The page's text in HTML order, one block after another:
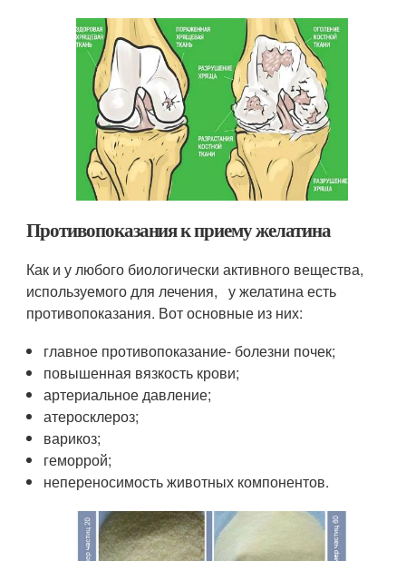
Противопоказания к приему желатина
Как и у любого биологически активного вещества,
используемого для лечения, у желатина есть
противопоказания. Вот основные из них:
главное противопоказание- болезни почек;
повышенная вязкость крови;
артериальное давление;
атеросклероз;
варикоз;
геморрой;
непереносимость животных компонентов.